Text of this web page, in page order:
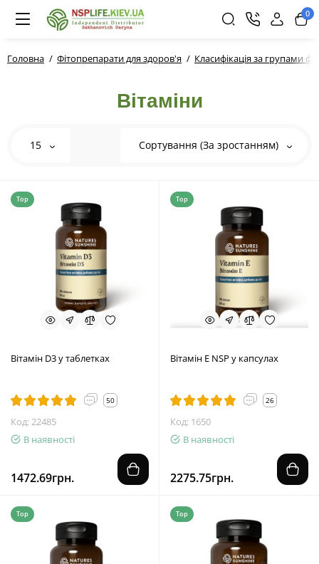
0
Головна Фітопрепарати для здоров'я Класифікація за групами
Вітаміни
15 Сортування (За зростанням)
Top
Вітамін D3 у таблетках
50
Код: 22485
В наявності
1472.69грн.
Top
Вітамін E NSP у капсулах
26
Код: 1650
В наявності
2275.75грн.
Top Top